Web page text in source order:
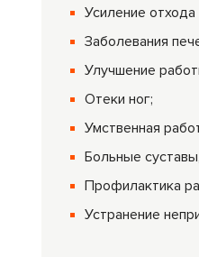
Усиление
Заболевания
Улучшение
Отеки ног;
Умственная
Больные
Профилактика
Устранение